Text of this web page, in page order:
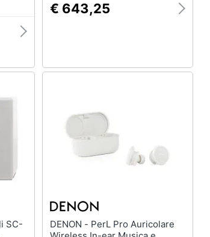
€ 643,25
DENON - PerL Pro Auricolare